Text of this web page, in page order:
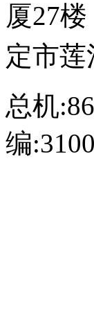
厦27
定市
总机
编